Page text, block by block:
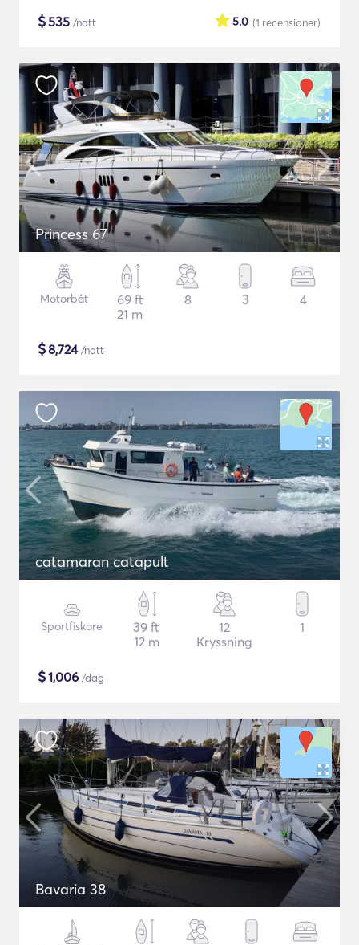
$535 /natt (1 recensioner)
5.0
Princess 67
Motorbåt
69 ft
21 m
8 3 4
$8,724/natt
catamaran catapult
Sportfiskare
39 ft
12 m
12
Kryssning
1
$1,006 /dag
Bavaria 38